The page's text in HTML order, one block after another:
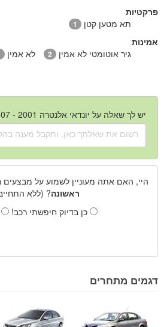
פרקטיות
תא מטען קטן
1
אמינות
גיר אוטומטי לא אמין
2 לא אמין
יש לך שאלה על יונדאי אלנטרה 2001 - 2007 יד שנייה?
היי, האם אתה מעוניין לשמוע על
ראשונה? (ללא
כן בדיוק חיפשתי רכב!
דגמים מתחרים